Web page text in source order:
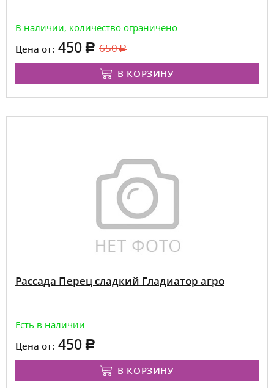
В наличии, количество ограничено
Цена от: 450 650
В КОРЗИНУ
Рассада Перец сладкий Гладиатор агро
Есть в наличии
Цена от: 450
В КОРЗИНУ